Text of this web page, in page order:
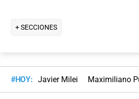
+ SECCIONES
#HOY: Javier Milei Maximiliano